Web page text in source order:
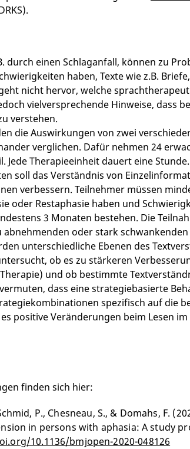
durch einen Schlaganfall, können zu
haben, Texte wie z.B.
nicht hervor, welche
vielversprechende Hinweise, dass
verstehen.
die Auswirkungen von zwei
verglichen. Dafür nehmen 24
Jede Therapieeinheit dauert eine
soll das Verständnis von
verbessern. Teilnehmer müssen
oder Restaphasie haben und
3 Monaten bestehen. Die
abnehmenden oder stark
unterschiedliche Ebenen des
ob es zu stärkeren
und ob bestimmte
dass eine strategiebasierte
spezifisch auf die
positive Veränderungen beim Lesen
finden sich hier:
P., Chesneau, S., & Domahs, F.
in persons with aphasia: A study
10.1136/bmjopen-2020-048126